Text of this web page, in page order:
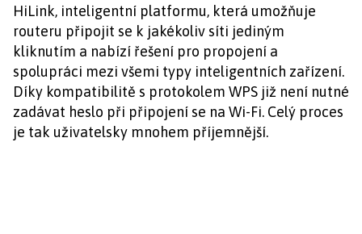
HiLink, inteligentní platformu, která umožňuje
routeru připojit se k jakékoliv síti jediným
kliknutím a nabízí řešení pro propojení a
spolupráci mezi všemi typy inteligentních zařízení.
Díky kompatibilitě s protokolem WPS již není nutné
zadávat heslo při připojení se na Wi-Fi. Celý proces
je tak uživatelsky mnohem příjemnější.